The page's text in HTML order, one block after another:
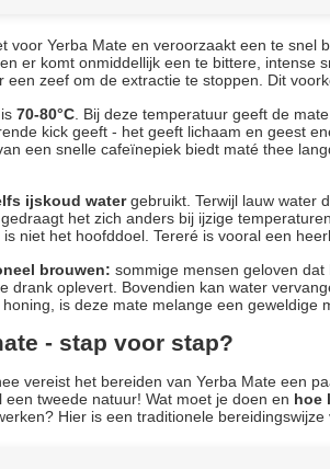
voor Yerba Mate en veroorzaakt een te snel
er komt onmiddellijk een te bittere, intense
een zeef om de extractie te stoppen. Dit
70-80°C . Bij deze temperatuur geeft de
kick geeft - het geeft lichaam en geest
een snelle cafeïnepiek biedt maté thee
ijskoud watergebruikt. Terwijl lauw water
het zich anders bij ijzige
niet het hoofddoel. Tereré is vooral een
brouwen: sommige mensen geloven dat
drank oplevert. Bovendien kan water
is deze mate melange een geweldige
- stap voor stap?
vereist het bereiden van Yerba Mate een
tweede natuur! Wat moet je doen en hoe
Hier is een traditionele